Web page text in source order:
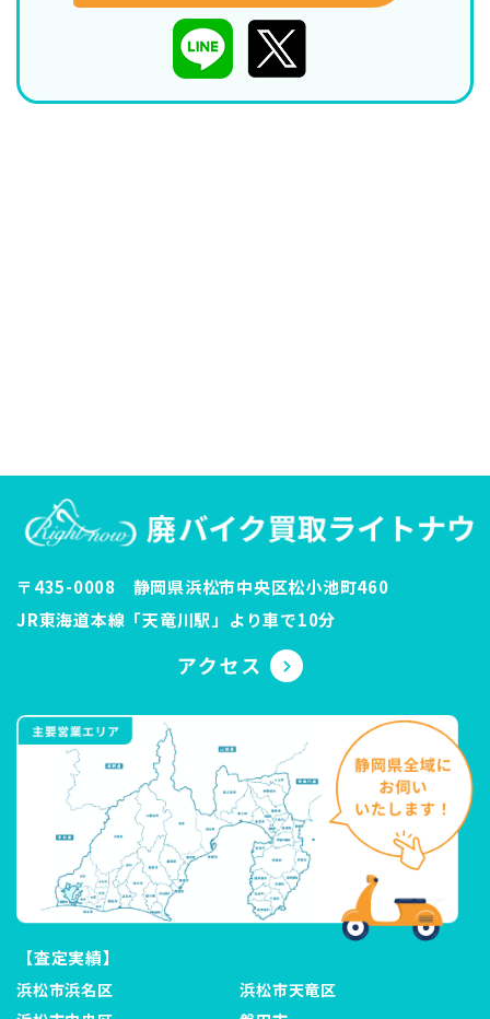
〒435-0008 静岡県浜松市中央区松小池町460
JR東海道本線「天竜川駅」より車で10分
【査定実績】
浜松市浜名区
浜松市天竜区